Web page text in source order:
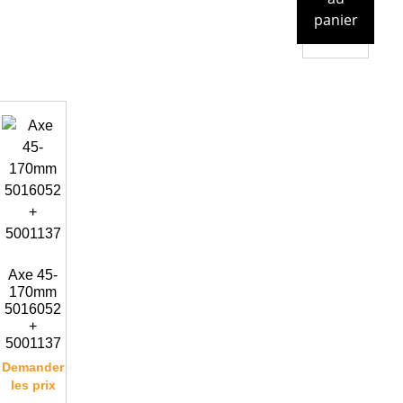
panier
Axe 45-
170mm
5016052
+
5001137
Demander
les prix